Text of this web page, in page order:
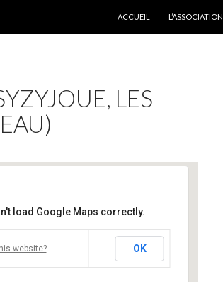
ACCUEIL
L’ASSOCIATION
LES
L’ilyade
- Seyssinet-Pariset
load Google Maps correctly.
website? OK